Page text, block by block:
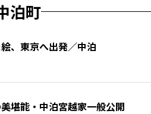
泊町
、東京へ出発／中泊
堪能・中泊宮越家一般公開